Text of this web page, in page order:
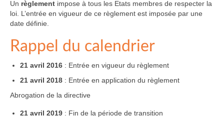
Un règlement impose à tous les Etats membres de respecter la
loi. L’entrée en vigueur de ce règlement est imposée par une
date définie.
Rappel du calendrier
21 avril 2016 : Entrée en vigueur du règlement
21 avril 2018 : Entrée en application du règlement
Abrogation de la directive
21 avril 2019 : Fin de la période de transition